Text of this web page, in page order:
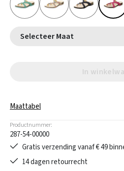
Selecteer Maat
In
Maattabel
Productnummer:
287-54-00000
Gratis verzending vanaf € 49
14 dagen retourrecht